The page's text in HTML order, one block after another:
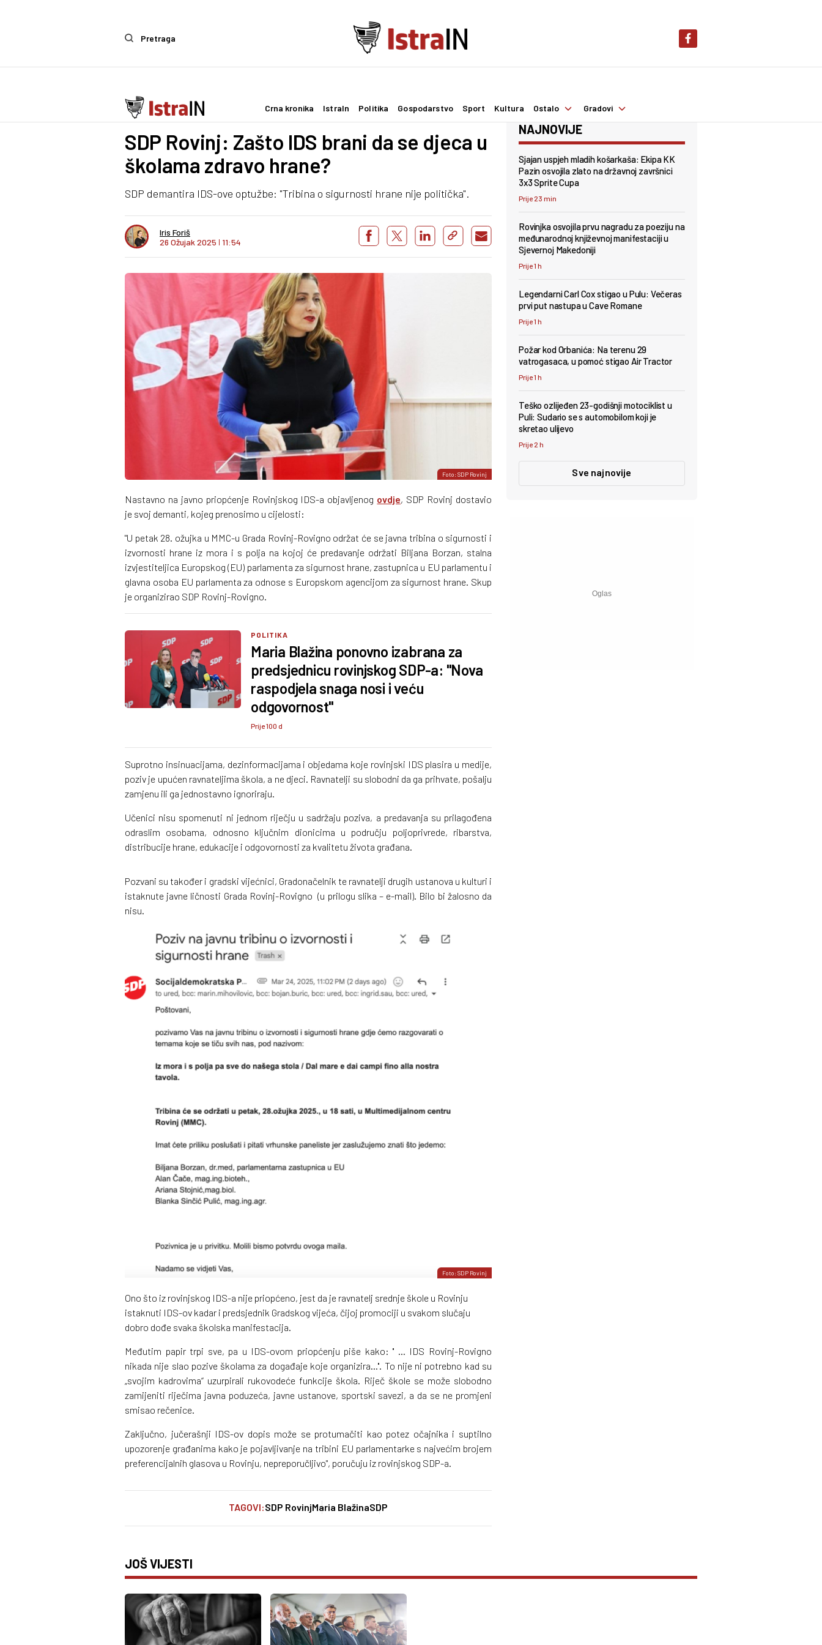
Pretraga
Crna kronika IstraIn Politika Gospodarstvo Sport Kultura Ostalo Gradovi
Politika
SDP Rovinj: Zašto IDS brani da se djeca u
školama zdravo hrane?
SDP demantira IDS-ove optužbe: "Tribina o sigurnosti hrane nije politička".
Iris Foriš
26 Ožujak 2025 I 11:54
Foto: SDP Rovinj
Nastavno na javno priopćenje Rovinjskog IDS-a objavljenog ovdje, SDP Rovinj dostavio
je svoj demanti, kojeg prenosimo u cijelosti:
"U petak 28. ožujka u MMC-u Grada Rovinj-Rovigno održat će se javna tribina o sigurnosti i
izvornosti hrane iz mora i s polja na kojoj će predavanje održati Biljana Borzan, stalna
izvjestiteljica Europskog (EU) parlamenta za sigurnost hrane, zastupnica u EU parlamentu i
glavna osoba EU parlamenta za odnose s Europskom agencijom za sigurnost hrane. Skup
je organizirao SDP Rovinj-Rovigno.
POLITIKA
Maria Blažina ponovno izabrana za
predsjednicu rovinjskog SDP-a: "Nova
raspodjela snaga nosi i veću
odgovornost"
Prije 100 d
Suprotno insinuacijama, dezinformacijama i objedama koje rovinjski IDS plasira u medije,
poziv je upućen ravnateljima škola, a ne djeci. Ravnatelji su slobodni da ga prihvate, pošalju
zamjenu ili ga jednostavno ignoriraju.
Učenici nisu spomenuti ni jednom riječju u sadržaju poziva, a predavanja su prilagođena
odraslim osobama, odnosno ključnim dionicima u području poljoprivrede, ribarstva,
distribucije hrane, edukacije i odgovornosti za kvalitetu života građana.
Pozvani su također i gradski vijećnici, Gradonačelnik te ravnatelji drugih ustanova u kulturi i
istaknute javne ličnosti Grada Rovinj-Rovigno (u prilogu slika – e-mail). Bilo bi žalosno da
nisu.
Foto: SDP Rovinj
Ono što iz rovinjskog IDS-a nije priopćeno, jest da je ravnatelj srednje škole u Rovinju
istaknuti IDS-ov kadar i predsjednik Gradskog vijeća, čijoj promociji u svakom slučaju
dobro dođe svaka školska manifestacija.
Međutim papir trpi sve, pa u IDS-ovom priopćenju piše kako: '' ... IDS Rovinj-Rovigno
nikada nije slao pozive školama za događaje koje organizira...''. To nije ni potrebno kad su
„svojim kadrovima“ uzurpirali rukovodeće funkcije škola. Riječ škole se može slobodno
zamijeniti riječima javna poduzeća, javne ustanove, sportski savezi, a da se ne promjeni
smisao rečenice.
Zaključno, jučerašnji IDS-ov dopis može se protumačiti kao potez očajnika i suptilno
upozorenje građanima kako je pojavljivanje na tribini EU parlamentarke s najvećim brojem
preferencijalnih glasova u Rovinju, nepreporučljivo", poručuju iz rovinjskog SDP-a.
TAGOVI:SDP RovinjMaria BlažinaSDP
NAJNOVIJE
Sjajan uspjeh mladih košarkaša: Ekipa KK
Pazin osvojila zlato na državnoj završnici
3x3 Sprite Cupa
Prije 23 min
Rovinjka osvojila prvu nagradu za poeziju na
međunarodnoj književnoj manifestaciji u
Sjevernoj Makedoniji
Prije 1 h
Legendarni Carl Cox stigao u Pulu: Večeras
prvi put nastupa u Cave Romane
Prije 1 h
Požar kod Orbanića: Na terenu 29
vatrogasaca, u pomoć stigao Air Tractor
Prije 1 h
Teško ozlijeđen 23-godišnji motociklist u
Puli: Sudario se s automobilom koji je
skretao ulijevo
Prije 2 h
Sve najnovije
JOŠ VIJESTI